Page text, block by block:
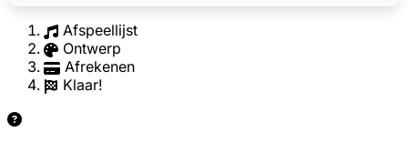
Afspeellijst
Ontwerp
Afrekenen
Klaar!